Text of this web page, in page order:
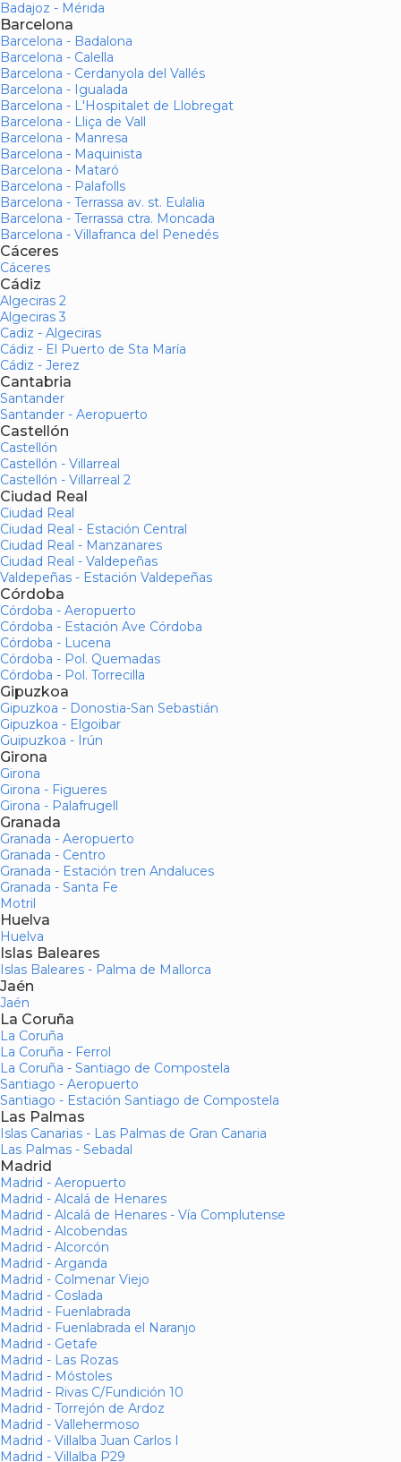
Badajoz - Mérida
Barcelona
Barcelona - Badalona
Barcelona - Calella
Barcelona - Cerdanyola del Vallés
Barcelona - Igualada
Barcelona - L'Hospitalet de Llobregat
Barcelona - Lliça de Vall
Barcelona - Manresa
Barcelona - Maquinista
Barcelona - Mataró
Barcelona - Palafolls
Barcelona - Terrassa av. st. Eulalia
Barcelona - Terrassa ctra. Moncada
Barcelona - Villafranca del Penedés
Cáceres
Cáceres
Cádiz
Algeciras 2
Algeciras 3
Cadiz - Algeciras
Cádiz - El Puerto de Sta María
Cádiz - Jerez
Cantabria
Santander
Santander - Aeropuerto
Castellón
Castellón
Castellón - Villarreal
Castellón - Villarreal 2
Ciudad Real
Ciudad Real
Ciudad Real - Estación Central
Ciudad Real - Manzanares
Ciudad Real - Valdepeñas
Valdepeñas - Estación Valdepeñas
Córdoba
Córdoba - Aeropuerto
Córdoba - Estación Ave Córdoba
Córdoba - Lucena
Córdoba - Pol. Quemadas
Córdoba - Pol. Torrecilla
Gipuzkoa
Gipuzkoa - Donostia-San Sebastián
Gipuzkoa - Elgoibar
Guipuzkoa - Irún
Girona
Girona
Girona - Figueres
Girona - Palafrugell
Granada
Granada - Aeropuerto
Granada - Centro
Granada - Estación tren Andaluces
Granada - Santa Fe
Motril
Huelva
Huelva
Islas Baleares
Islas Baleares - Palma de Mallorca
Jaén
Jaén
La Coruña
La Coruña
La Coruña - Ferrol
La Coruña - Santiago de Compostela
Santiago - Aeropuerto
Santiago - Estación Santiago de Compostela
Las Palmas
Islas Canarias - Las Palmas de Gran Canaria
Las Palmas - Sebadal
Madrid
Madrid - Aeropuerto
Madrid - Alcalá de Henares
Madrid - Alcalá de Henares - Vía Complutense
Madrid - Alcobendas
Madrid - Alcorcón
Madrid - Arganda
Madrid - Colmenar Viejo
Madrid - Coslada
Madrid - Fuenlabrada
Madrid - Fuenlabrada el Naranjo
Madrid - Getafe
Madrid - Las Rozas
Madrid - Móstoles
Madrid - Rivas C/Fundición 10
Madrid - Torrejón de Ardoz
Madrid - Vallehermoso
Madrid - Villalba Juan Carlos I
Madrid - Villalba P29